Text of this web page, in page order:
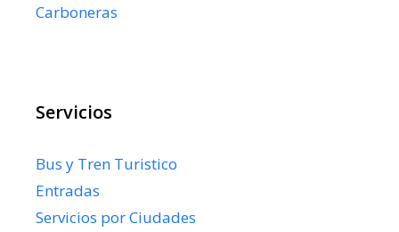
Carboneras
Servicios
Bus y Tren Turistico
Entradas
Servicios por Ciudades